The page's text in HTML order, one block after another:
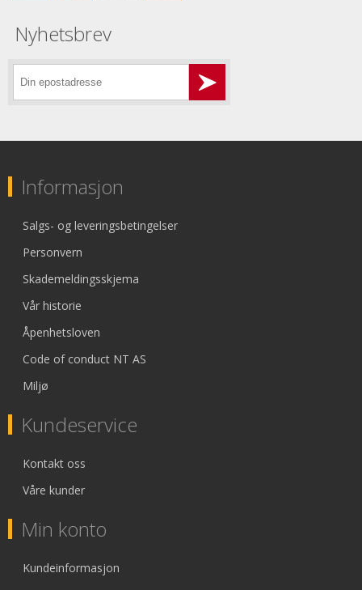
Nyhetsbrev
Informasjon
Salgs- og leveringsbetingelser
Personvern
Skademeldingsskjema
Vår historie
Åpenhetsloven
Code of conduct NT AS
Miljø
Kundeservice
Kontakt oss
Våre kunder
Min konto
Kundeinformasjon